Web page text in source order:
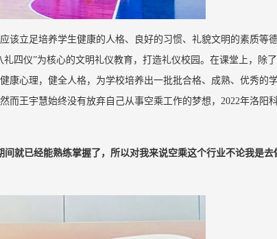
该立足培养学生健康的人格、良好的习惯、礼貌文明的素质等
四仪”为核心的文明礼仪教育，打造礼仪校园。在课堂上，除
康心理，健全人格，为学校培养出一批批合格、成熟、优秀的
而王宇慧始终没有放弃自己从事空乘工作的梦想，2022年洛阳
就已经能熟练掌握了，所以对我来说空乘这个行业不论我是去